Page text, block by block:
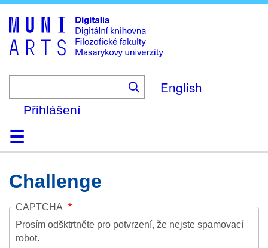
to
main
content
English
Přihlášení
DomůKolekce
Prohlížení
Vyhledávání
O platformě
Nápověda
KontaktDigitalia
Challenge
CAPTCHA
Prosím odšktrtněte pro potvrzení, že nejste spamovací
robot.